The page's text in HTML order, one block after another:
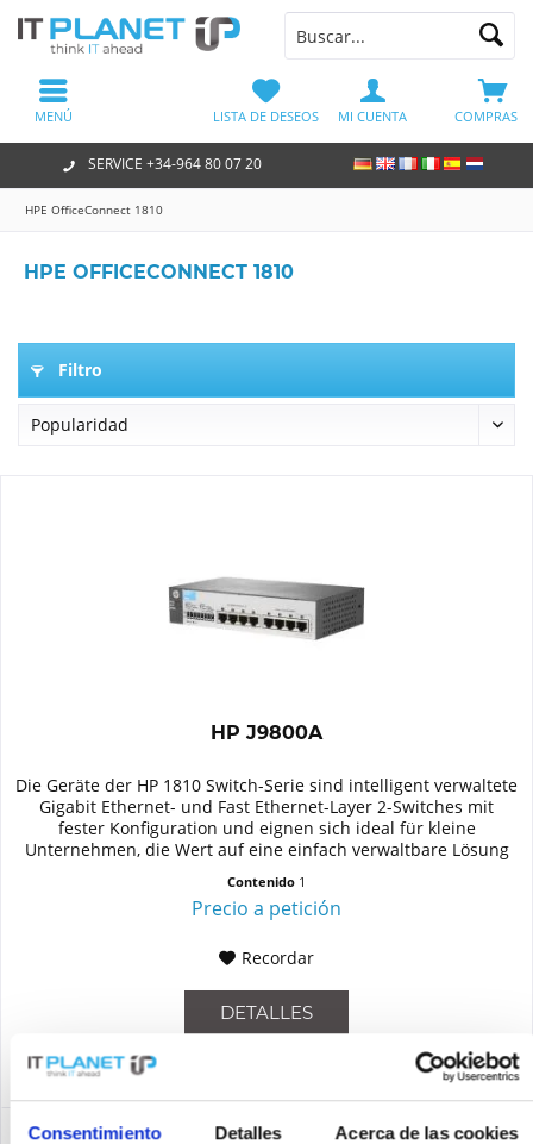
Consentimiento Detalles Acerca de las cookies
SERVICE +34-964 80 07 20
COMPRAS
LISTA DE DESEOS MI CUENTA
MENÚ
HPE OfficeConnect 1810
HPE OFFICECONNECT 1810
Filtro
HP J9800A
Die Geräte der HP 1810 Switch-Serie sind intelligent verwaltete
Gigabit Ethernet- und Fast Ethernet-Layer 2-Switches mit
fester Konfiguration und eignen sich ideal für kleine
Unternehmen, die Wert auf eine einfach verwaltbare Lösung
Contenido 1
Precio a petición
Recordar
DETALLES